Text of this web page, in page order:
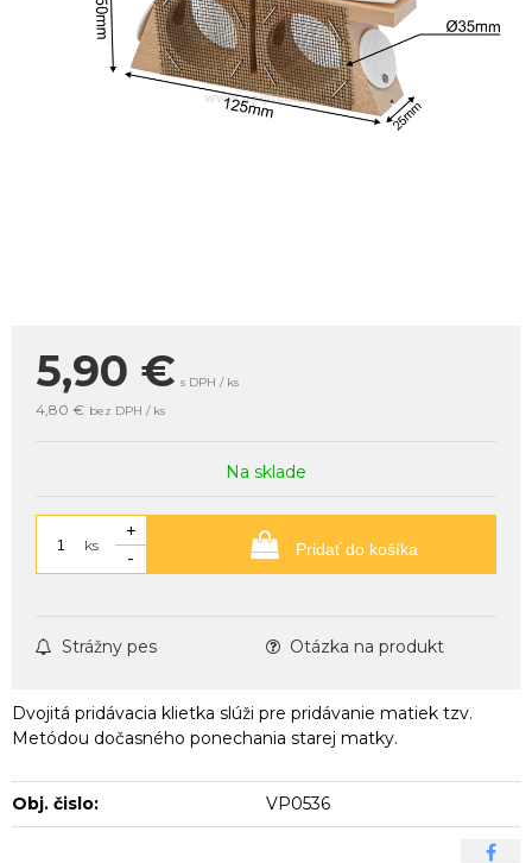
5,90 € s DPH / ks
4,80 € bez DPH / ks
Na sklade
ks
+
-
Pridať do košíka
Strážny pes Otázka na produkt
Dvojitá pridávacia klietka slúži pre pridávanie matiek tzv.
Metódou dočasného ponechania starej matky.
Obj. čislo: VP0536